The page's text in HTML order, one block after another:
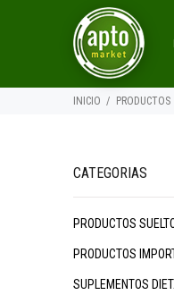
INICIO PRODUCTOS
CATEGORIAS
PRODUCTOS
PRODUCTOS
SUPLEMENTOS